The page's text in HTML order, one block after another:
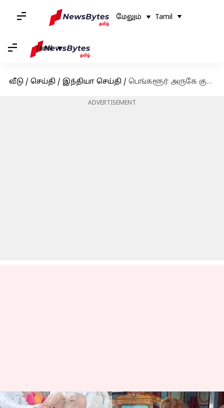
மேலும் Tamil
Tamil
வீடு / செய்தி / இந்தியா செய்தி / பெங்களூர் அருகே குகையிலிருந்து மீட்கப்பட்ட 188 வயது முதியவர்? வைரலாகும் வீடியோவின் பின்னணி
ADVERTISEMENT
பெங்களூர் அருகே